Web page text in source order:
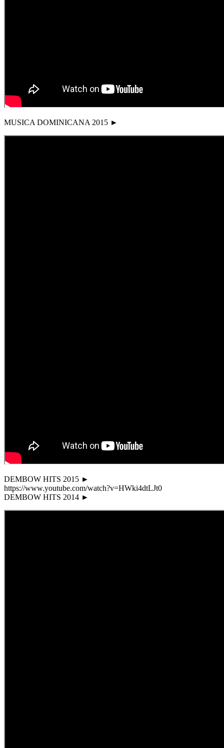
MUSICA DOMINICANA 2015 ►
DEMBOW HITS 2015 ►
https://www.youtube.com/watch?v=HWki4dtLJt0
DEMBOW HITS 2014 ►